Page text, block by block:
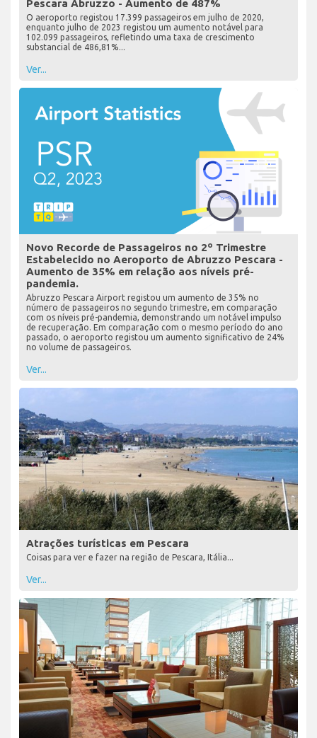
Pescara Abruzzo - Aumento de 487%
O aeroporto registou 17.399 passageiros em julho de 2020,
enquanto julho de 2023 registou um aumento notável para
102.099 passageiros, refletindo uma taxa de crescimento
substancial de 486,81%...
Ver...
Novo Recorde de Passageiros no 2º Trimestre
Estabelecido no Aeroporto de Abruzzo Pescara -
Aumento de 35% em relação aos níveis pré-
pandemia.
Abruzzo Pescara Airport registou um aumento de 35% no
número de passageiros no segundo trimestre, em comparação
com os níveis pré-pandemia, demonstrando um notável impulso
de recuperação. Em comparação com o mesmo período do ano
passado, o aeroporto registou um aumento significativo de 24%
no volume de passageiros.
Ver...
Atrações turísticas em Pescara
Coisas para ver e fazer na região de Pescara, Itália...
Ver...